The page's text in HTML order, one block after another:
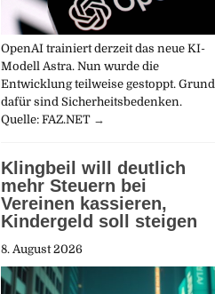
OpenAI trainiert derzeit das neue KI-
Modell Astra. Nun wurde die
Entwicklung teilweise gestoppt. Grund
dafür sind Sicherheitsbedenken.
Quelle: FAZ.NET →
Klingbeil will deutlich
mehr Steuern bei
Vereinen kassieren,
Kindergeld soll steigen
8. August 2026